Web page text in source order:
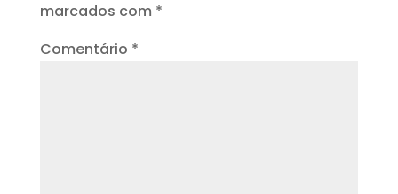
marcados com *
Comentário *